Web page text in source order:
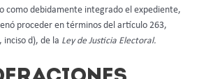
como debidamente integrado el expediente,
proceder en términos del artículo 263,
inciso d), de la Ley de Justicia Electoral.